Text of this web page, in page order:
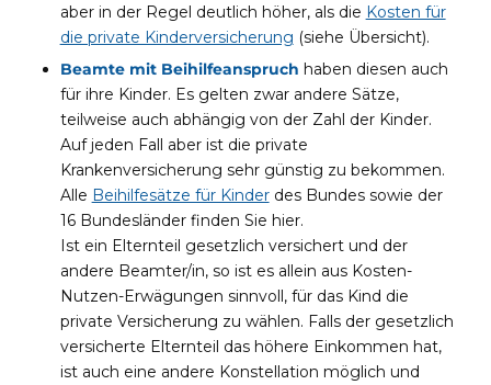
aber in der Regel deutlich höher, als die Kosten für
die private Kinderversicherung (siehe Übersicht).
Beamte mit Beihilfeanspruch haben diesen auch
für ihre Kinder. Es gelten zwar andere Sätze,
teilweise auch abhängig von der Zahl der Kinder.
Auf jeden Fall aber ist die private
Krankenversicherung sehr günstig zu bekommen.
Alle Beihilfesätze für Kinderdes Bundes sowie der
16 Bundesländer finden Sie hier.
Ist ein Elternteil gesetzlich versichert und der
andere Beamter/in, so ist es allein aus Kosten-
Nutzen-Erwägungen sinnvoll, für das Kind die
private Versicherung zu wählen. Falls der gesetzlich
versicherte Elternteil das höhere Einkommen hat,
ist auch eine andere Konstellation möglich und